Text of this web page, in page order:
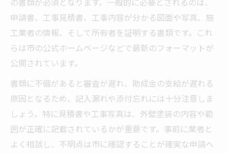
申請書、工事見積書、工事内容が分かる図面や写真、施
工業者の情報、そして所有者を証明する書類です。これ
らは市の公式ホームページなどで最新のフォーマットが
公開されています。
書類に不備があると審査が遅れ、助成金の支給が遅れる
原因となるため、記入漏れや添付忘れには十分注意しま
しょう。特に見積書や工事写真は、外壁塗装の内容や範
囲が正確に記載されているかが重要です。事前に業者と
よく相談し、不明点は市に確認することが確実な申請へ